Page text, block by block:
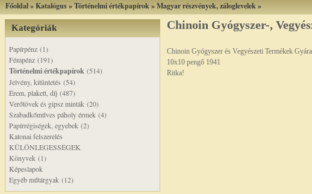
Főoldal»Katalógus»Történelmi értékpapírok»Magyar részvények, záloglevelek»
Kategóriák
Papírpénz (1)
Fémpénz (191)
Történelmi értékpapírok (514)
Jelvény, kitüntetés (54)
Érem, plakett, díj (487)
Verőtövek és gipsz minták (20)
Szabadkőműves páholy érmek (4)
Papírrégiségek, egyebek (2)
Katonai felszerelés
KÜLÖNLEGESSÉGEK
Könyvek (1)
Képeslapok
Egyéb műtárgyak (12)
Chinoin Gyógyszer-,
Chinoin Gyógyszer és Vegyészeti Termékek
10x10 pengő 1941
Ritka!